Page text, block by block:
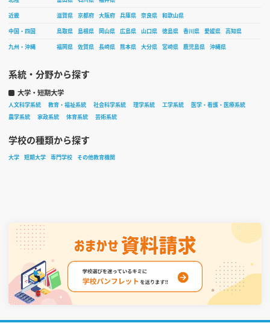
近畿
滋賀県 京都府 大阪府 兵庫県 奈良県
和歌山県
中国・四国
鳥取県 島根県 岡山県 広島県 山口県 徳島県 香川県 愛媛県
高知県
九州・沖縄
福岡県 佐賀県 長崎県 熊本県 大分県 宮崎県 鹿児島県 沖縄県
系統・分野から探す
大学・短期大学
人文科学系統 教育・福祉系統 社会科学系統 理学系統 工学系統
医学・看護・医療系統
農学系統
家政系統 体育系統 芸術系統
学校の種類から探す
大学 短期大学 専門学校 その他教育機関